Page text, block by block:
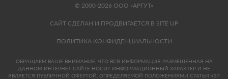
© 2000-2026 ООО «АРГУТ»
САЙТ СДЕЛАН И ПРОДВИГАЕТСЯ В SITE UP
ПОЛИТИКА КОНФИДЕНЦИАЛЬНОСТИ
ОБРАЩАЕМ ВАШЕ ВНИМАНИЕ, ЧТО ВСЯ ИНФОРМАЦИЯ РАЗМЕЩЕННАЯ НА
ДАННОМ ИНТЕРНЕТ-САЙТЕ НОСИТ ИНФОРМАЦИОННЫЙ ХАРАКТЕР И НЕ
ЯВЛЯЕТСЯ ПУБЛИЧНОЙ ОФЕРТОЙ, ОПРЕДЕЛЯЕМОЙ ПОЛОЖЕНИЯМИ СТАТЬИ 437